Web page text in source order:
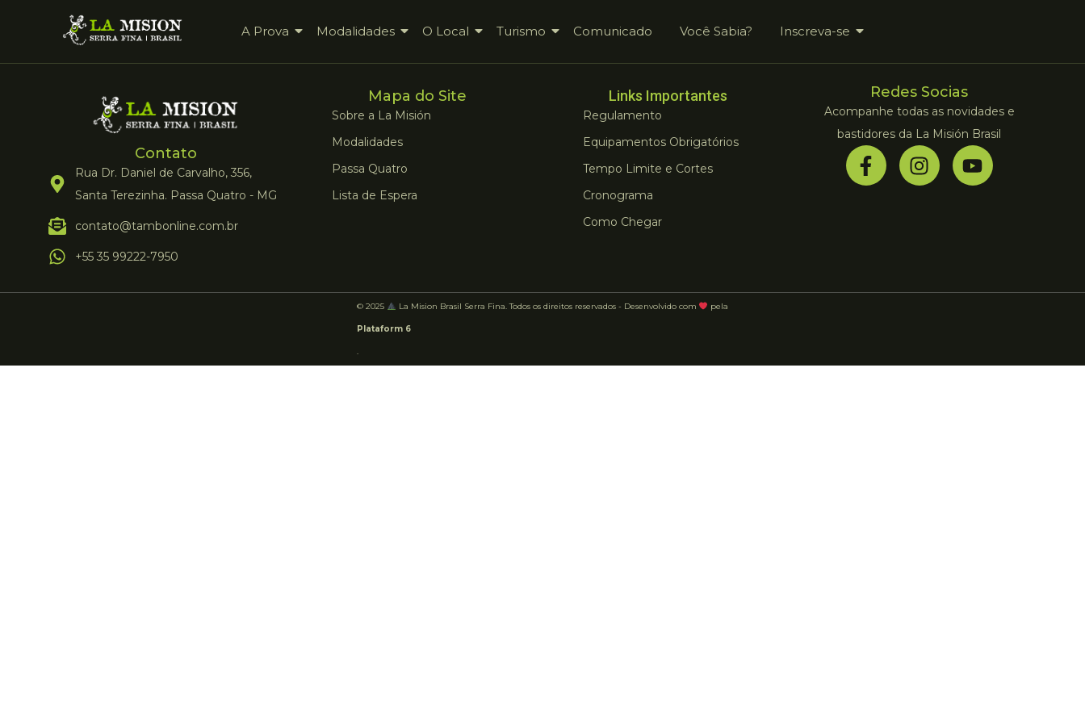
A Prova Modalidades O Local Turismo Comunicado Você Sabia? Inscreva-se
Contato
Rua Dr. Daniel de Carvalho, 356,
Santa Terezinha. Passa Quatro - MG
contato@tambonline.com.br
+55 35 99222-7950
Mapa do Site
Sobre a La Misión
Modalidades
Passa Quatro
Lista de Espera
Links Importantes
Regulamento
Equipamentos Obrigatórios
Tempo Limite e Cortes
Cronograma
Como Chegar
Redes Socias
Acompanhe todas as novidades e
bastidores da La Misión Brasil
© 2025 La Mision Brasil Serra Fina. Todos os direitos reservados - Desenvolvido com pela
Plataform 6
.